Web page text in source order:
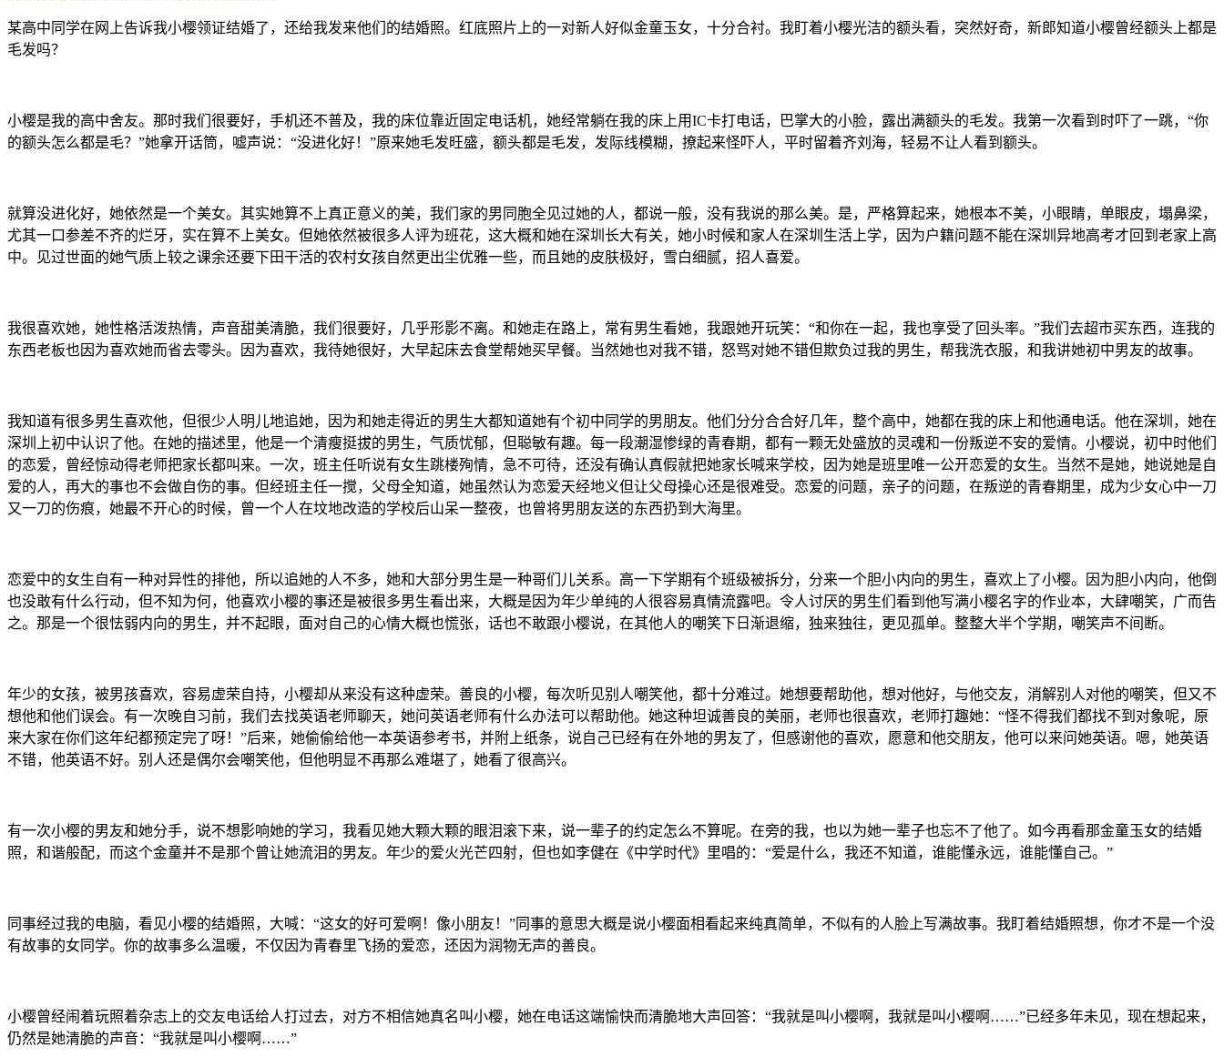
某高中同学在网上告诉我小樱领证结婚了，还给我发来他们的结婚照。红底照片上的一对新人好似金童玉女，十分合衬。我盯着小樱光洁的额头看，突然好奇，新郎知道小樱曾经额头上都是
毛发吗？
小樱是我的高中舍友。那时我们很要好，手机还不普及，我的床位靠近固定电话机，她经常躺在我的床上用IC卡打电话，巴掌大的小脸，露出满额头的毛发。我第一次看到时吓了一跳，“你
的额头怎么都是毛？”她拿开话筒，嘘声说：“没进化好！”原来她毛发旺盛，额头都是毛发，发际线模糊，撩起来怪吓人，平时留着齐刘海，轻易不让人看到额头。
就算没进化好，她依然是一个美女。其实她算不上真正意义的美，我们家的男同胞全见过她的人，都说一般，没有我说的那么美。是，严格算起来，她根本不美，小眼睛，单眼皮，塌鼻梁，
尤其一口参差不齐的烂牙，实在算不上美女。但她依然被很多人评为班花，这大概和她在深圳长大有关，她小时候和家人在深圳生活上学，因为户籍问题不能在深圳异地高考才回到老家上高
中。见过世面的她气质上较之课余还要下田干活的农村女孩自然更出尘优雅一些，而且她的皮肤极好，雪白细腻，招人喜爱。
我很喜欢她，她性格活泼热情，声音甜美清脆，我们很要好，几乎形影不离。和她走在路上，常有男生看她，我跟她开玩笑：“和你在一起，我也享受了回头率。”我们去超市买东西，连我的
东西老板也因为喜欢她而省去零头。因为喜欢，我待她很好，大早起床去食堂帮她买早餐。当然她也对我不错，怒骂对她不错但欺负过我的男生，帮我洗衣服，和我讲她初中男友的故事。
我知道有很多男生喜欢他，但很少人明儿地追她，因为和她走得近的男生大都知道她有个初中同学的男朋友。他们分分合合好几年，整个高中，她都在我的床上和他通电话。他在深圳，她在
深圳上初中认识了他。在她的描述里，他是一个清瘦挺拔的男生，气质忧郁，但聪敏有趣。每一段潮湿惨绿的青春期，都有一颗无处盛放的灵魂和一份叛逆不安的爱情。小樱说，初中时他们
的恋爱，曾经惊动得老师把家长都叫来。一次，班主任听说有女生跳楼殉情，急不可待，还没有确认真假就把她家长喊来学校，因为她是班里唯一公开恋爱的女生。当然不是她，她说她是自
爱的人，再大的事也不会做自伤的事。但经班主任一搅，父母全知道，她虽然认为恋爱天经地义但让父母操心还是很难受。恋爱的问题，亲子的问题，在叛逆的青春期里，成为少女心中一刀
又一刀的伤痕，她最不开心的时候，曾一个人在坟地改造的学校后山呆一整夜，也曾将男朋友送的东西扔到大海里。
恋爱中的女生自有一种对异性的排他，所以追她的人不多，她和大部分男生是一种哥们儿关系。高一下学期有个班级被拆分，分来一个胆小内向的男生，喜欢上了小樱。因为胆小内向，他倒
也没敢有什么行动，但不知为何，他喜欢小樱的事还是被很多男生看出来，大概是因为年少单纯的人很容易真情流露吧。令人讨厌的男生们看到他写满小樱名字的作业本，大肆嘲笑，广而告
之。那是一个很怯弱内向的男生，并不起眼，面对自己的心情大概也慌张，话也不敢跟小樱说，在其他人的嘲笑下日渐退缩，独来独往，更见孤单。整整大半个学期，嘲笑声不间断。
年少的女孩，被男孩喜欢，容易虚荣自持，小樱却从来没有这种虚荣。善良的小樱，每次听见别人嘲笑他，都十分难过。她想要帮助他，想对他好，与他交友，消解别人对他的嘲笑，但又不
想他和他们误会。有一次晚自习前，我们去找英语老师聊天，她问英语老师有什么办法可以帮助他。她这种坦诚善良的美丽，老师也很喜欢，老师打趣她：“怪不得我们都找不到对象呢，原
来大家在你们这年纪都预定完了呀！”后来，她偷偷给他一本英语参考书，并附上纸条，说自己已经有在外地的男友了，但感谢他的喜欢，愿意和他交朋友，他可以来问她英语。嗯，她英语
不错，他英语不好。别人还是偶尔会嘲笑他，但他明显不再那么难堪了，她看了很高兴。
有一次小樱的男友和她分手，说不想影响她的学习，我看见她大颗大颗的眼泪滚下来，说一辈子的约定怎么不算呢。在旁的我，也以为她一辈子也忘不了他了。如今再看那金童玉女的结婚
照，和谐般配，而这个金童并不是那个曾让她流泪的男友。年少的爱火光芒四射，但也如李健在《中学时代》里唱的：“爱是什么，我还不知道，谁能懂永远，谁能懂自己。”
同事经过我的电脑，看见小樱的结婚照，大喊：“这女的好可爱啊！像小朋友！”同事的意思大概是说小樱面相看起来纯真简单，不似有的人脸上写满故事。我盯着结婚照想，你才不是一个没
有故事的女同学。你的故事多么温暖，不仅因为青春里飞扬的爱恋，还因为润物无声的善良。
小樱曾经闹着玩照着杂志上的交友电话给人打过去，对方不相信她真名叫小樱，她在电话这端愉快而清脆地大声回答：“我就是叫小樱啊，我就是叫小樱啊……”已经多年未见，现在想起来，
仍然是她清脆的声音：“我就是叫小樱啊……”